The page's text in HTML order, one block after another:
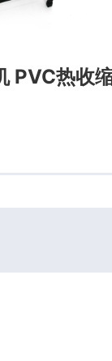
PVC热收